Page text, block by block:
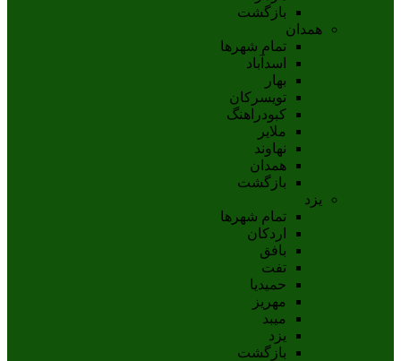
بازگشت
همدان
تمام شهر‌ها
اسدآباد
بهار
تويسرکان
کبودراهنگ
ملاير
نهاوند
همدان
بازگشت
یزد
تمام شهر‌ها
اردکان
بافق
تفت
حميديا
مهریز
ميبد
يزد
بازگشت